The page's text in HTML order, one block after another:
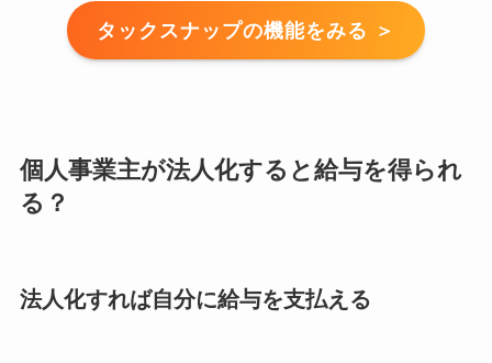
タックスナップの機能をみる ＞
個人事業主が法人化すると給与を得られ
る？
法人化すれば自分に給与を支払える